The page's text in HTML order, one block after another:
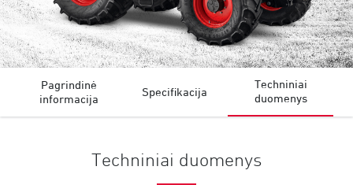
Pagrindinė
informacija
Specifikacija
Techniniai
duomenys
Techniniai duomenys